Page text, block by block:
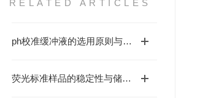
RELATED ARTICLES
ph校准缓冲液的选用原则与性能分析
荧光标准样品的稳定性与储存条件